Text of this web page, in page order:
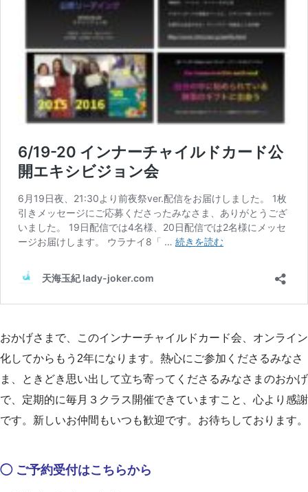
おかげさまで、このインナーチャイルドカード会、オンライン
化してからもう2年になります。熱心にご参加くださるみなさ
ま、ときどき思い出して立ち寄ってくださるみなさまのおかげ
で、定期的に毎月３クラス開催できていますこと、心より感謝
です。新しいお仲間もいつも歓迎です。お待ちしております。
◯ ご予約受付はこちらから